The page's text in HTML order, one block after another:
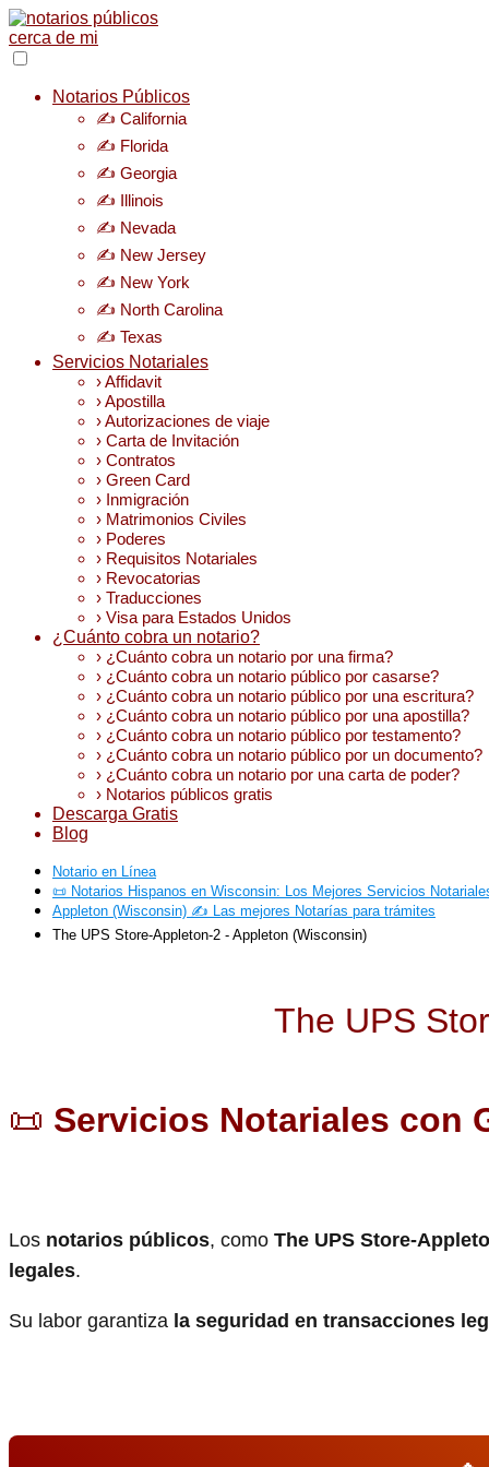
Notarios Públicos
✍️ California
✍️ Florida
✍️ Georgia
✍️ Illinois
✍️ Nevada
✍️ New Jersey
✍️ New York
✍️ North Carolina
✍️ Texas
Servicios Notariales
› Affidavit
› Apostilla
› Autorizaciones de viaje
› Carta de Invitación
› Contratos
› Green Card
› Inmigración
› Matrimonios Civiles
› Poderes
› Requisitos Notariales
› Revocatorias
› Traducciones
› Visa para Estados Unidos
¿Cuánto cobra un notario?
› ¿Cuánto cobra un notario por una firma?
› ¿Cuánto cobra un notario público por casarse?
› ¿Cuánto cobra un notario público por una escritura?
› ¿Cuánto cobra un notario público por una apostilla?
› ¿Cuánto cobra un notario público por testamento?
› ¿Cuánto cobra un notario público por un documento?
› ¿Cuánto cobra un notario por una carta de poder?
› Notarios públicos gratis
Descarga Gratis
Blog
Notario en Línea
📜 Notarios Hispanos en Wisconsin: Los Mejores Servicios
Appleton (Wisconsin) ✍️ Las mejores Notarías para trámites
The UPS Store-Appleton-2 - Appleton (Wisconsin)
The UPS
📜 Servicios Notariales con
Los notarios públicos, como The UPS Store-
legales.
Su labor garantiza la seguridad en transacciones